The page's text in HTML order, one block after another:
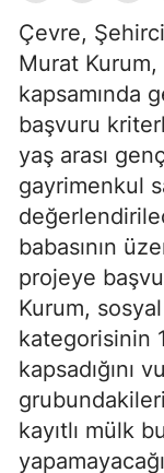
Çevre,
Murat Kurum,
kapsamında
başvuru
yaş arası
gayrimenkul
babasının
projeye
Kurum,
kategorisinin
kapsadığını
kayıtlı mülk